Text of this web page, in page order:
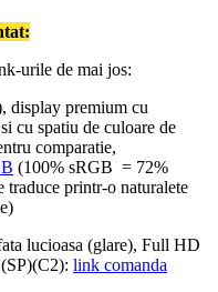
urile de mai jos:
display premium cu
cu spatiu de culoare de
comparatie,
(100% sRGB = 72%
traduce printr-o naturalete
lucioasa (glare), Full HD
link comanda